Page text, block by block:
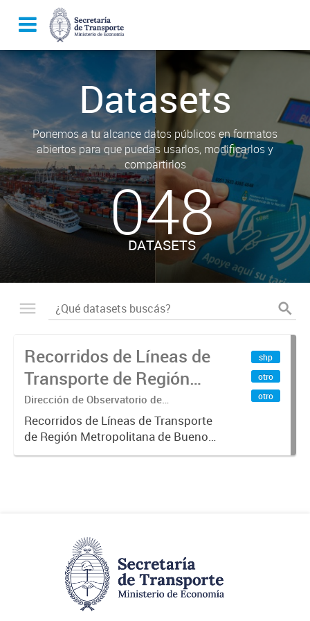
Datasets
Ponemos a tu alcance datos públicos en formatos
abiertos para que puedas usarlos, modificarlos y
compartirlos
048
DATASETS
Recorridos de Líneas de
Transporte de Región
Metropolitana de
Buenos Aires (RMBA)
Dirección de Observatorio de
Transporte, Estudio y Sistemas
Recorridos de Líneas de Transporte
de Región Metropolitana de Buenos
Aires (RMBA).-
shp
otro
otro